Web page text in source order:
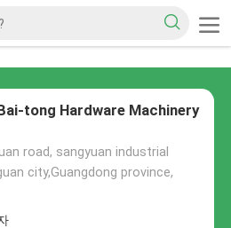
tong Hardware Machinery
road, sangyuan industrial
city,Guangdong province,